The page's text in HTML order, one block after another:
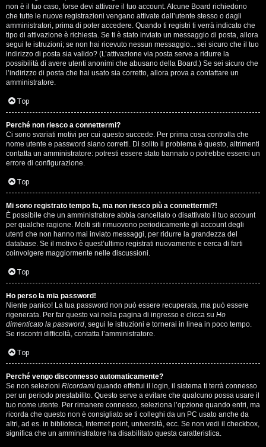
a
r
i
s
p
o
s
t
a
A
r
g
o
m
e
n
t
i
a
t
non è il tuo caso, forse devi attivare il tuo account. Alcune Board richiedono
che tutte le nuove registrazioni vengano attivate dall’utente stesso o dagli
amministratori, prima di poter accedere. Quando ti registri ti verrà indicato che
tipo di attivazione è richiesta. Se ti è stato inviato un messaggio di posta, allora
segui le istruzioni; se non hai ricevuto nessun messaggio... sei sicuro che il tuo
indirizzo di posta sia valido? (L’attivazione via posta serve a ridurre la
possibilità di avere utenti anonimi che abusano della Board.) Se sei sicuro che
l’indirizzo di posta che hai usato sia corretto, allora prova a contattare un
amministratore.
Top
Perché non riesco a connettermi?
Ci sono svariati motivi per cui questo succede. Per prima cosa controlla che
nome utente e password siano corretti. Di solito il problema è questo, altrimenti
contatta un amministratore: potresti essere stato bannato o potrebbe esserci un
errore di configurazione.
Top
Mi sono registrato tempo fa, ma non riesco più a connettermi?!
È possibile che un amministratore abbia cancellato o disattivato il tuo account
per qualche ragione. Molti siti rimuovono periodicamente gli account degli
utenti che non hanno mai inviato messaggi, per ridurre la grandezza del
database. Se il motivo è quest’ultimo registrati nuovamente e cerca di farti
coinvolgere maggiormente nelle discussioni.
Top
Ho perso la mia password!
Niente panico! La tua password non può essere recuperata, ma può essere
rigenerata. Per far questo vai nella pagina di ingresso e clicca su Ho
dimenticato la password, segui le istruzioni e tornerai in linea in poco tempo.
Se riscontri difficoltà, contatta l’amministratore.
Top
Perché vengo disconnesso automaticamente?
Se non selezioni Ricordami quando effettui il login, il sistema ti terrà connesso
per un periodo prestabilito. Questo serve a evitare che qualcuno possa usare il
tuo nome utente. Per rimanere connesso, seleziona l’opzione quando entri, ma
ricorda che questo non è consigliato se ti colleghi da un PC usato anche da
altri, ad es. in biblioteca, Internet point, università, ecc. Se non vedi il checkbox,
significa che un amministratore ha disabilitato questa caratteristica.
i
D
'
A
g
o
s
t
i
n
o
i
n
T
o
u
r
M
u
s
i